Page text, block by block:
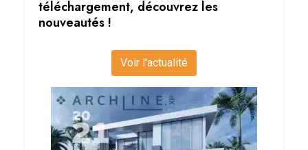
téléchargement, découvrez les
nouveautés !
Voir l'actualité